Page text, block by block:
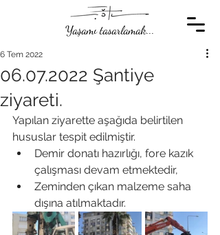
Yaşamı tasarlamak...
06.07.2022 Şantiye
ziyareti.
6 Tem 2022
Yapılan ziyarette aşağıda belirtilen
hususlar tespit edilmiştir.
Demir donatı hazırlığı, fore kazık
çalışması devam etmektedir,
Zeminden çıkan malzeme saha
dışına atılmaktadır.